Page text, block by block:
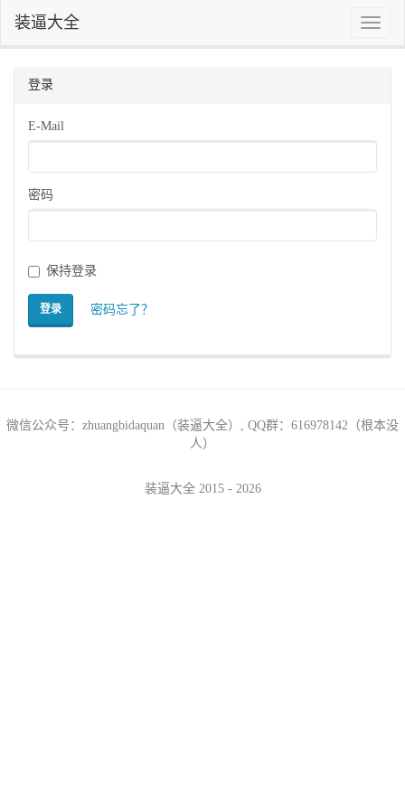
Toggle
装逼大全
登录
E-Mail
密码
保持登录
登录 密码忘了？
微信公众号：zhuangbidaquan（装逼大全）, QQ群：616978142（根本没
人）
装逼大全 2015 - 2026